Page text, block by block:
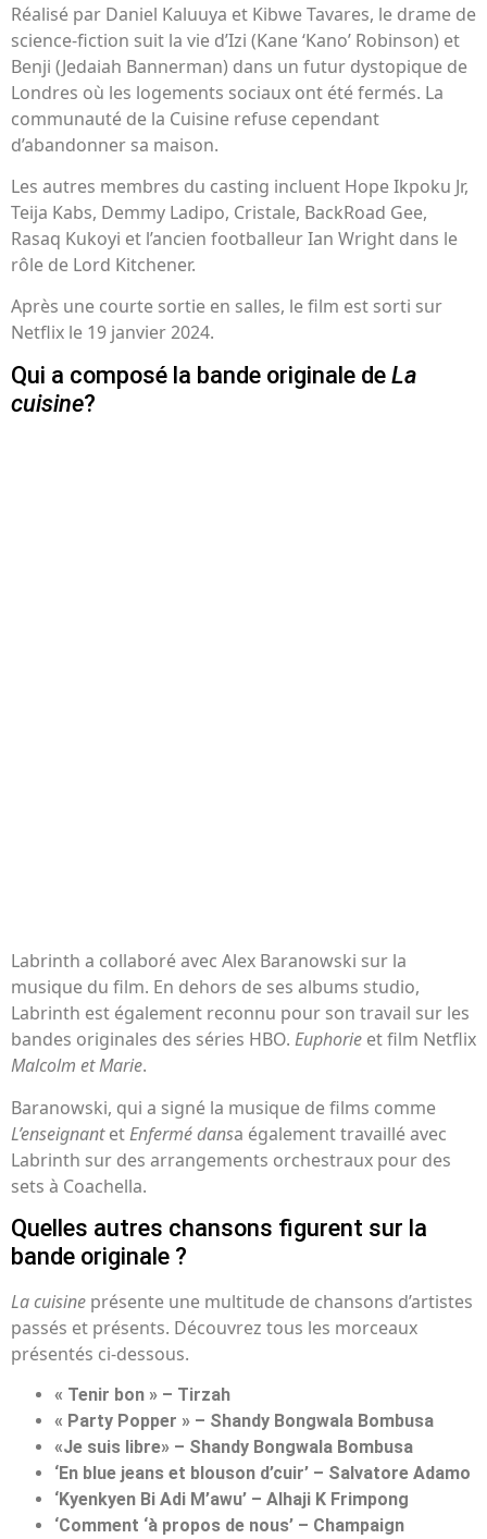
Réalisé par Daniel Kaluuya et Kibwe Tavares, le drame de
science-fiction suit la vie d’Izi (Kane ‘Kano’ Robinson) et
Benji (Jedaiah Bannerman) dans un futur dystopique de
Londres où les logements sociaux ont été fermés. La
communauté de la Cuisine refuse cependant
d’abandonner sa maison.
Les autres membres du casting incluent Hope Ikpoku Jr,
Teija Kabs, Demmy Ladipo, Cristale, BackRoad Gee,
Rasaq Kukoyi et l’ancien footballeur Ian Wright dans le
rôle de Lord Kitchener.
Après une courte sortie en salles, le film est sorti sur
Netflix le 19 janvier 2024.
Qui a composé la bande originale de La
cuisine?
Labrinth a collaboré avec Alex Baranowski sur la
musique du film. En dehors de ses albums studio,
Labrinth est également reconnu pour son travail sur les
bandes originales des séries HBO. Euphorie et film Netflix
Malcolm et Marie.
Baranowski, qui a signé la musique de films comme
L’enseignantetEnfermé dansa également travaillé avec
Labrinth sur des arrangements orchestraux pour des
sets à Coachella.
Quelles autres chansons figurent sur la
bande originale ?
La cuisine présente une multitude de chansons d’artistes
passés et présents. Découvrez tous les morceaux
présentés ci-dessous.
« Tenir bon » – Tirzah
« Party Popper » – Shandy Bongwala Bombusa
«Je suis libre» – Shandy Bongwala Bombusa
‘En blue jeans et blouson d’cuir’ – Salvatore Adamo
‘Kyenkyen Bi Adi M’awu’ – Alhaji K Frimpong
‘Comment ‘à propos de nous’ – Champaign